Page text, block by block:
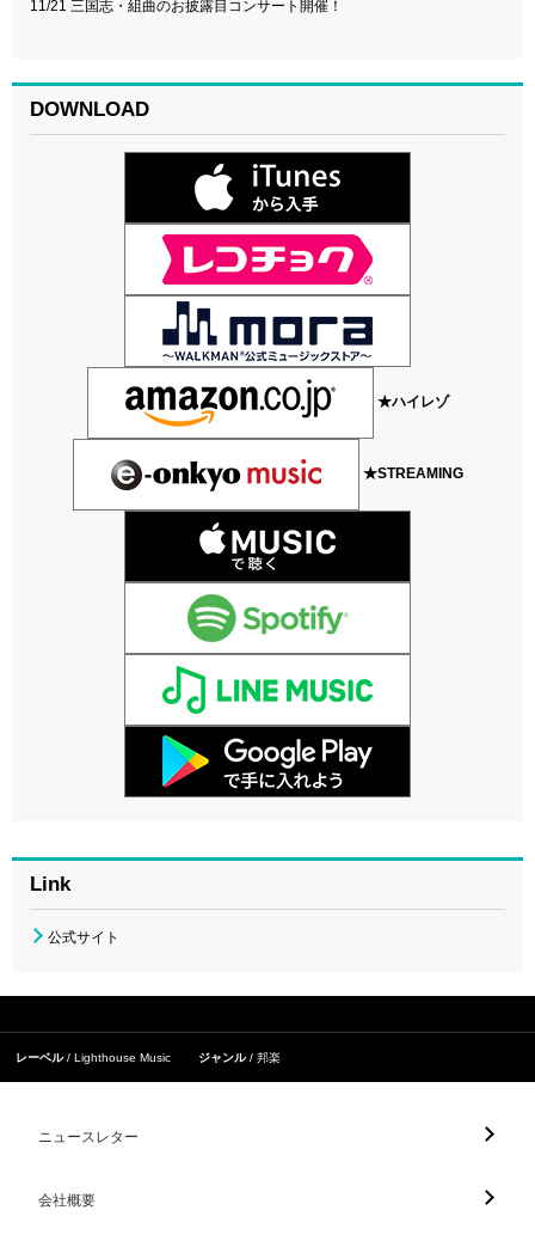
11/21 三国志・組曲のお披露目コンサート開催！
DOWNLOAD
★ハイレゾ
★STREAMING
Link
公式サイト
レーベル Lighthouse Music ジャンル 邦楽
ニュースレター
会社概要